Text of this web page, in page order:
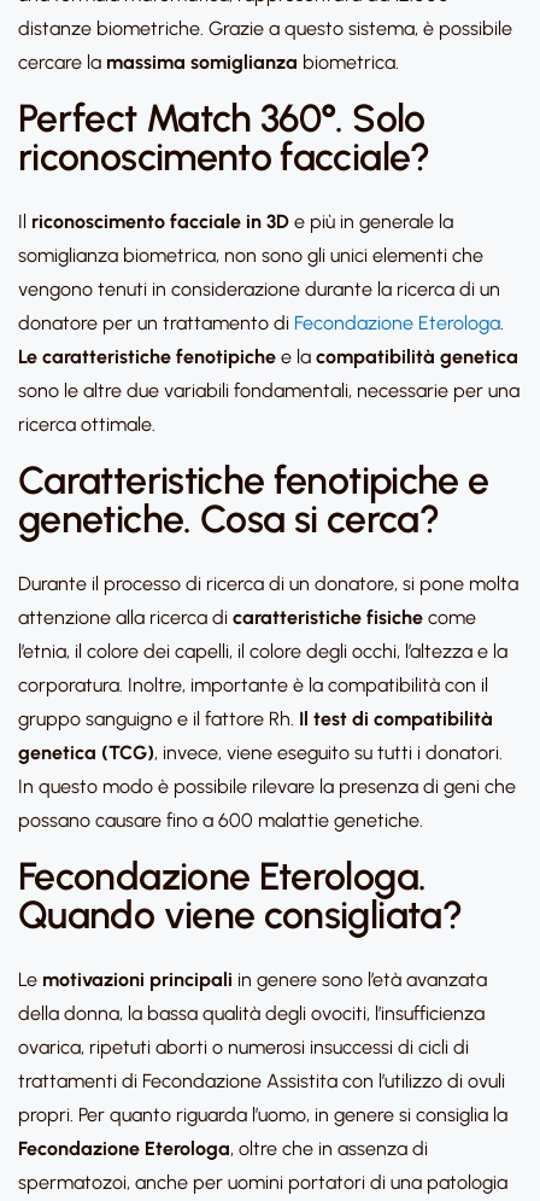
distanze biometriche. Grazie a questo sistema, è possibile
cercare la massima somiglianza biometrica.
Perfect Match 360°. Solo
riconoscimento facciale?
Il riconoscimento facciale in 3D e più in generale la
somiglianza biometrica, non sono gli unici elementi che
vengono tenuti in considerazione durante la ricerca di un
donatore per un trattamento di Fecondazione Eterologa.
Le caratteristiche fenotipiche e la compatibilità genetica
sono le altre due variabili fondamentali, necessarie per una
ricerca ottimale.
Caratteristiche fenotipiche e
genetiche. Cosa si cerca?
Durante il processo di ricerca di un donatore, si pone molta
attenzione alla ricerca di caratteristiche fisiche come
l’etnia, il colore dei capelli, il colore degli occhi, l’altezza e la
corporatura. Inoltre, importante è la compatibilità con il
gruppo sanguigno e il fattore Rh. Il test di compatibilità
genetica (TCG), invece, viene eseguito su tutti i donatori.
In questo modo è possibile rilevare la presenza di geni che
possano causare fino a 600 malattie genetiche.
Fecondazione Eterologa.
Quando viene consigliata?
Le motivazioni principali in genere sono l’età avanzata
della donna, la bassa qualità degli ovociti, l’insufficienza
ovarica, ripetuti aborti o numerosi insuccessi di cicli di
trattamenti di Fecondazione Assistita con l’utilizzo di ovuli
propri. Per quanto riguarda l’uomo, in genere si consiglia la
Fecondazione Eterologa, oltre che in assenza di
spermatozoi, anche per uomini portatori di una patologia